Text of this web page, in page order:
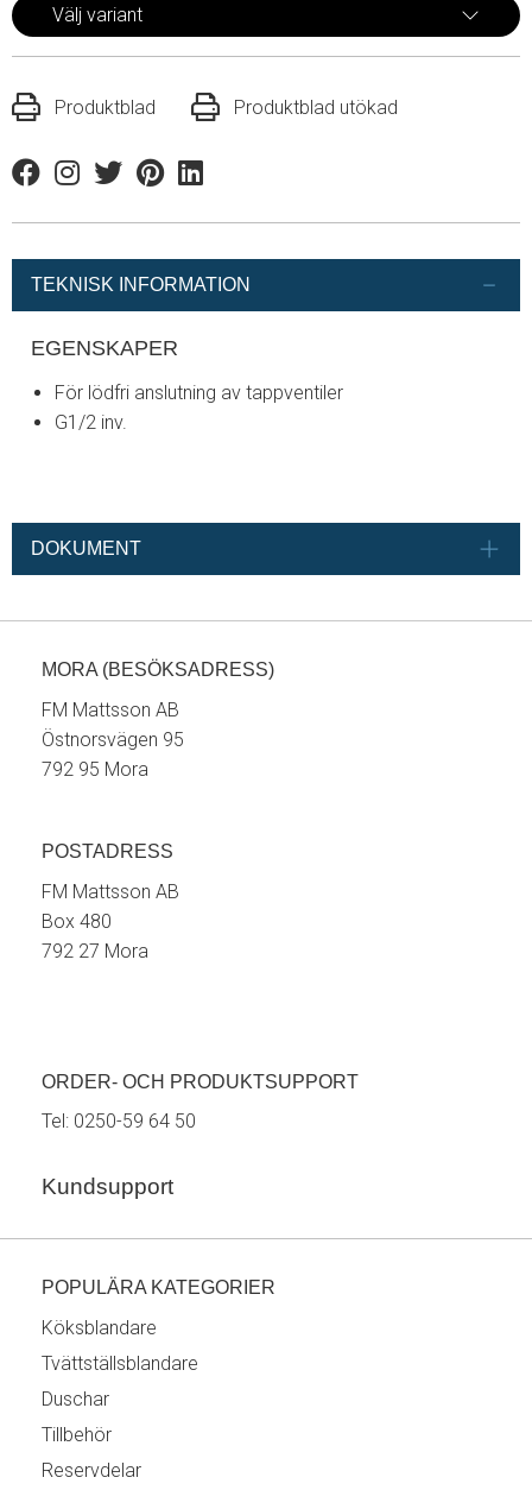
Välj variant
Produktblad Produktblad utökad
FacebookInstagram
TwitterPinterestLinkedin
TEKNISK INFORMATION
EGENSKAPER
För lödfri anslutning av tappventiler
G1/2 inv.
DOKUMENT
MORA (BESÖKSADRESS)
FM Mattsson AB
Östnorsvägen 95
792 95 Mora
POSTADRESS
FM Mattsson AB
Box 480
792 27 Mora
ORDER- OCH PRODUKTSUPPORT
Tel: 0250-59 64 50
Kundsupport
POPULÄRA KATEGORIER
Köksblandare
Tvättställsblandare
Duschar
Tillbehör
Reservdelar